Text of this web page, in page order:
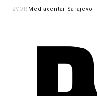
IZVOR Mediacentar Sarajevo